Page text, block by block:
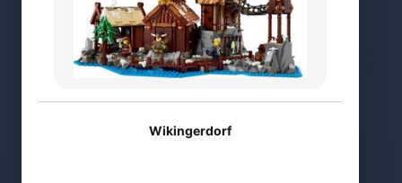
Wikingerdorf